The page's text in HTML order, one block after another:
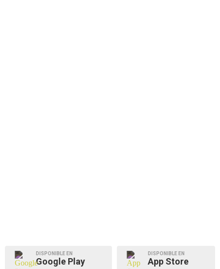
DISPONIBLE EN
Google Play
DISPONIBLE EN
App Store